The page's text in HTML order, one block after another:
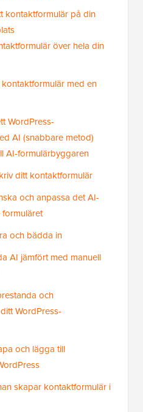
kontaktformulär på din
över hela din
med en
WordPress-
AI (snabbare metod)
AI-formulärbyggaren
ditt kontaktformulär
och anpassa det AI-
och bädda in
AI jämfört med manuell
och
WordPress-
och lägga till
skapar kontaktformulär i